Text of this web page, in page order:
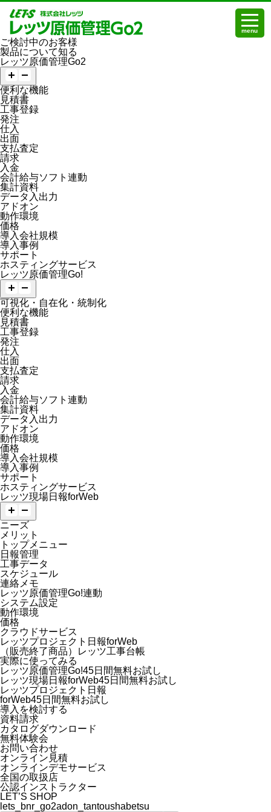
menu
ご検討中のお客様
製品について知る
レッツ原価管理Go2
便利な機能
見積書
工事登録
発注
仕入
出面
支払査定
請求
入金
会計給与ソフト連動
集計資料
データ入出力
アドオン
動作環境
価格
導入会社規模
導入事例
サポート
ホスティングサービス
レッツ原価管理Go!
可視化・自在化・統制化
便利な機能
見積書
工事登録
発注
仕入
出面
支払査定
請求
入金
会計給与ソフト連動
集計資料
データ入出力
アドオン
動作環境
価格
導入会社規模
導入事例
サポート
ホスティングサービス
レッツ現場日報forWeb
ニーズ
メリット
トップメニュー
日報管理
工事データ
スケジュール
連絡メモ
レッツ原価管理Go!連動
システム設定
動作環境
価格
クラウドサービス
レッツプロジェクト日報forWeb
（販売終了商品）レッツ工事台帳
実際に使ってみる
レッツ原価管理Go!45日間無料お試し
レッツ現場日報forWeb45日間無料お試し
レッツプロジェクト日報
forWeb45日間無料お試し
導入を検討する
資料請求
カタログダウンロード
無料体験会
お問い合わせ
オンライン見積
オンラインデモサービス
全国の取扱店
公認インストラクター
LET’S SHOP
lets_bnr_go2adon_tantoushabetsu